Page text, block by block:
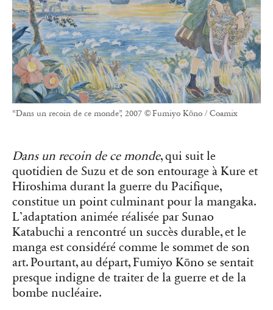
“Dans un recoin de ce monde”, 2007 © Fumiyo Kōno / Coamix
Dans un recoin de ce monde, qui suit le
quotidien de Suzu et de son entourage à Kure et
Hiroshima durant la guerre du Pacifique,
constitue un point culminant pour la mangaka.
L’adaptation animée réalisée par Sunao
Katabuchi a rencontré un succès durable, et le
manga est considéré comme le sommet de son
art. Pourtant, au départ, Fumiyo Kōno se sentait
presque indigne de traiter de la guerre et de la
bombe nucléaire.